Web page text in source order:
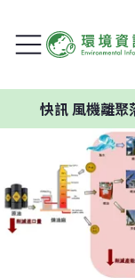
機離聚落、學校過